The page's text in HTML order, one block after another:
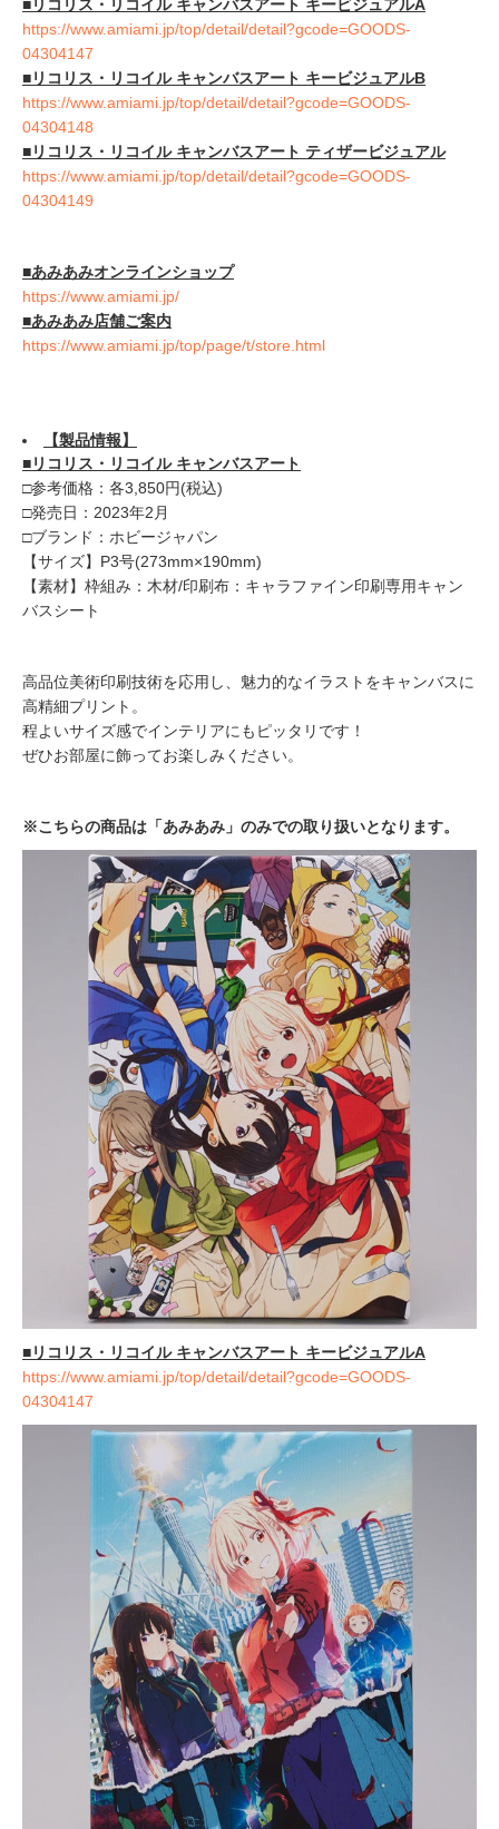
■リコリス・リコイル キャンバスアート キービジュアルA
https://www.amiami.jp/top/detail/detail?gcode=GOODS-
04304147
■リコリス・リコイル キャンバスアート キービジュアルB
https://www.amiami.jp/top/detail/detail?gcode=GOODS-
04304148
■リコリス・リコイル キャンバスアート ティザービジュアル
https://www.amiami.jp/top/detail/detail?gcode=GOODS-
04304149
■あみあみオンラインショップ
https://www.amiami.jp/
■あみあみ店舗ご案内
https://www.amiami.jp/top/page/t/store.html
【製品情報】
■リコリス・リコイル キャンバスアート
□参考価格：各3,850円(税込)
□発売日：2023年2月
□ブランド：ホビージャパン
【サイズ】P3号(273mm×190mm)
【素材】枠組み：木材/印刷布：キャラファイン印刷専用キャン
バスシート
高品位美術印刷技術を応用し、魅力的なイラストをキャンバスに
高精細プリント。
程よいサイズ感でインテリアにもピッタリです！
ぜひお部屋に飾ってお楽しみください。
※こちらの商品は「あみあみ」のみでの取り扱いとなります。
■リコリス・リコイル キャンバスアート キービジュアルA
https://www.amiami.jp/top/detail/detail?gcode=GOODS-
04304147